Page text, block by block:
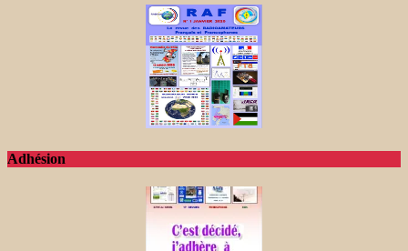
Adhésion